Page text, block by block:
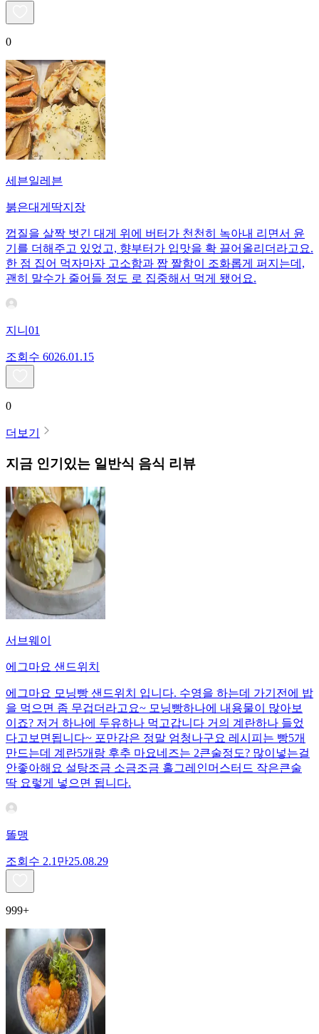
0
세븐일레븐
붉은대게딱지장
껍질을 살짝 벗긴 대게 위에 버터가 천천히 녹아내 리면서 윤
기를 더해주고 있었고, 향부터가 입맛을 확 끌어올리더라고요.
한 점 집어 먹자마자 고소함과 짭 짤함이 조화롭게 퍼지는데,
괜히 말수가 줄어들 정도 로 집중해서 먹게 됐어요.
지니01
조회수 6026.01.15
0
더보기
지금 인기있는 일반식 음식 리뷰
서브웨이
에그마요 샌드위치
에그마요 모닝빵 샌드위치 입니다. 수영을 하는데 가기전에 밥
을 먹으면 좀 무겁더라고요~ 모닝빵하나에 내용물이 많아보
이죠? 저거 하나에 두유하나 먹고갑니다 거의 계란하나 들었
다고보면됩니다~ 포만감은 정말 엄청나구요 레시피는 빵5개
만드는데 계란5개랑 후추 마요네즈는 2큰술정도? 많이넣는걸
안좋아해요 설탕조금 소금조금 홀그레인머스터드 작은큰술
딱 요렇게 넣으면 됩니다.
똘맹
조회수 2.1만25.08.29
999+